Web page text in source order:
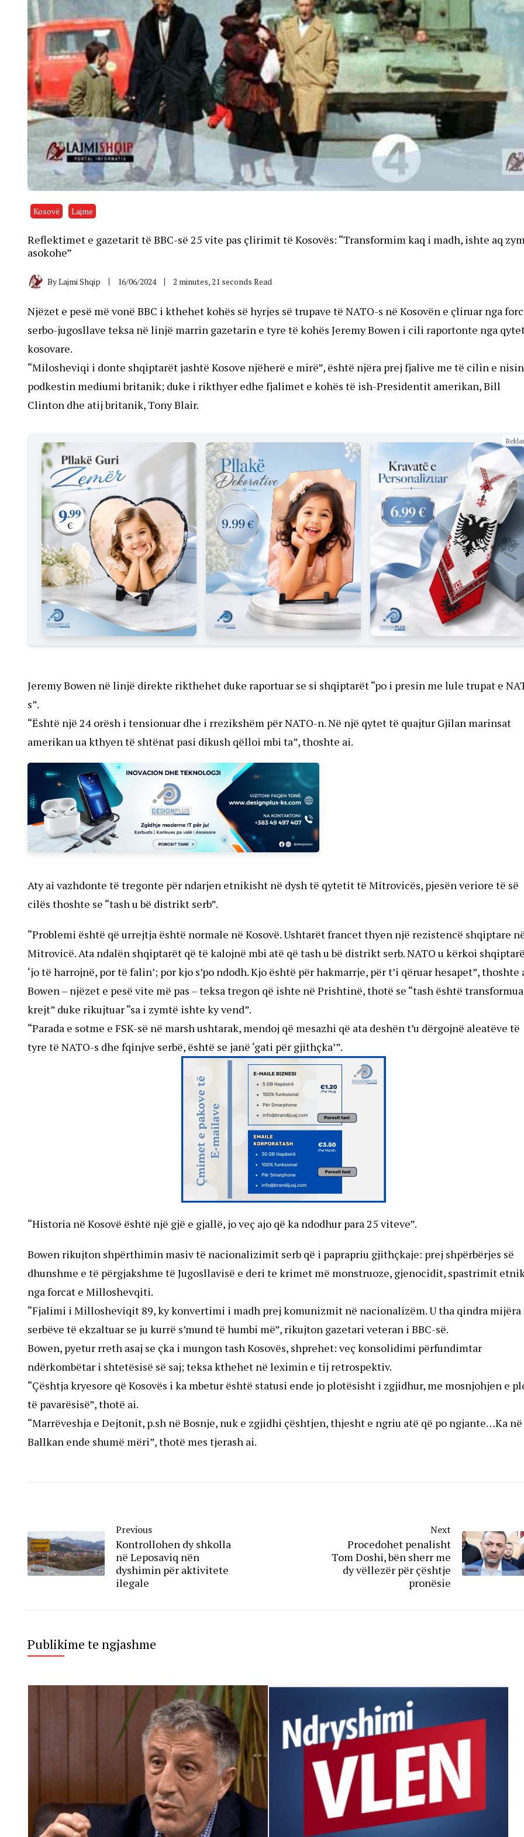
Kosovë Lajme
Reflektimet e gazetarit të BBC-së 25 vite pas çlirimit të Kosovës: “Transformim kaq i madh, ishte aq
asokohe”
ByLajmi Shqip 16/06/2024 2 minutes, 21 seconds Read
Njëzet e pesë më vonë BBC i kthehet kohës së hyrjes së trupave të NATO-s në Kosovën e çliruar nga
serbo-jugosllave teksa në linjë marrin gazetarin e tyre të kohës Jeremy Bowen i cili raportonte nga
kosovare.
“Milosheviqi i donte shqiptarët jashtë Kosove njëherë e mirë”, është njëra prej fjalive me të cilin e nisin
podkestin mediumi britanik; duke i rikthyer edhe fjalimet e kohës të ish-Presidentit amerikan, Bill
Clinton dhe atij britanik, Tony Blair.
Jeremy Bowen në linjë direkte rikthehet duke raportuar se si shqiptarët “po i presin me lule trupat e
s”.
“Është një 24 orësh i tensionuar dhe i rrezikshëm për NATO-n. Në një qytet të quajtur Gjilan marinsat
amerikan ua kthyen të shtënat pasi dikush qëlloi mbi ta”, thoshte ai.
Aty ai vazhdonte të tregonte për ndarjen etnikisht në dysh të qytetit të Mitrovicës, pjesën veriore të së
cilës thoshte se “tash u bë distrikt serb”.
“Problemi është që urrejtja është normale në Kosovë. Ushtarët francet thyen një rezistencë shqiptare
Mitrovicë. Ata ndalën shqiptarët që të kalojnë mbi atë që tash u bë distrikt serb. NATO u kërkoi
‘jo të harrojnë, por të falin’; por kjo s’po ndodh. Kjo është për hakmarrje, për t’i qëruar hesapet”, thoshte
Bowen – njëzet e pesë vite më pas – teksa tregon që ishte në Prishtinë, thotë se “tash është
krejt” duke rikujtuar “sa i zymtë ishte ky vend”.
“Parada e sotme e FSK-së në marsh ushtarak, mendoj që mesazhi që ata deshën t’u dërgojnë aleatëve të
tyre të NATO-s dhe fqinjve serbë, është se janë ‘gati për gjithçka’”.
“Historia në Kosovë është një gjë e gjallë, jo veç ajo që ka ndodhur para 25 viteve”.
Bowen rikujton shpërthimin masiv të nacionalizimit serb që i paprapriu gjithçkaje: prej shpërbërjes së
dhunshme e të përgjakshme të Jugosllavisë e deri te krimet më monstruoze, gjenocidit, spastrimit
nga forcat e Milloshevqiti.
“Fjalimi i Millosheviqit 89, ky konvertimi i madh prej komunizmit në nacionalizëm. U tha qindra mijëra
serbëve të ekzaltuar se ju kurrë s’mund të humbi më”, rikujton gazetari veteran i BBC-së.
Bowen, pyetur rreth asaj se çka i mungon tash Kosovës, shprehet: veç konsolidimi përfundimtar
ndërkombëtar i shtetësisë së saj; teksa kthehet në leximin e tij retrospektiv.
“Çështja kryesore që Kosovës i ka mbetur është statusi ende jo plotësisht i zgjidhur, me mosnjohjen e
të pavarësisë”, thotë ai.
“Marrëveshja e Dejtonit, p.sh në Bosnje, nuk e zgjidhi çështjen, thjesht e ngriu atë që po ngjante…Ka në
Ballkan ende shumë mëri”, thotë mes tjerash ai.
Previous
Kontrollohen dy shkolla
në Leposaviq nën
dyshimin për aktivitete
ilegale
Next
Procedohet penalisht
Tom Doshi, bën sherr me
dy vëllezër për çështje
pronësie
Publikime te ngjashme